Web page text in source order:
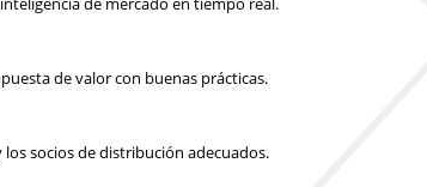
de valor con buenas prácticas.
los socios de distribución adecuados.